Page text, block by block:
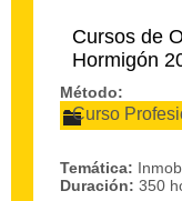
Cursos de
Hormigón
Método:
Curso
Temática:
Duración: 350